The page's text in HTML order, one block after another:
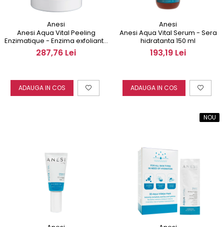
Anesi
Anesi Aqua Vital Peeling
Enzimatique - Enzima exfolianta
500 ml
287,76 Lei
ADAUGA IN COS
Anesi
Anesi Aqua Vital Serum - Sera
hidratanta 150 ml
193,19 Lei
ADAUGA IN COS
NOU